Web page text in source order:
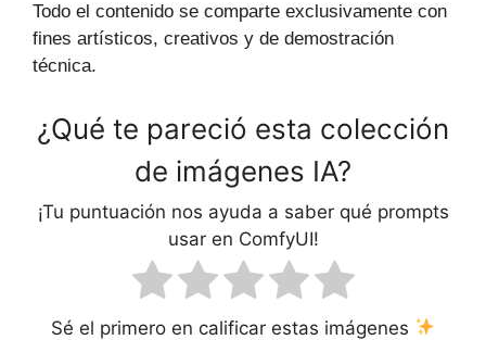
Todo el contenido se comparte exclusivamente con
fines artísticos, creativos y de demostración
técnica.
¿Qué te pareció esta colección
de imágenes IA?
¡Tu puntuación nos ayuda a saber qué prompts
usar en ComfyUI!
Sé el primero en calificar estas imágenes